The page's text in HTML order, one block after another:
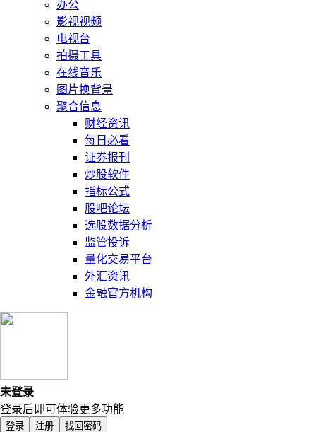
办公
影视视频
电视台
拍摄工具
在线音乐
图片换背景
聚合信息
财经资讯
每日必看
证券报刊
炒股软件
指标公式
股吧论坛
选股数据分析
监管投诉
量化交易平台
外汇资讯
金融官方机构
未登录
登录后即可体验更多功能
登录 注册 找回密码